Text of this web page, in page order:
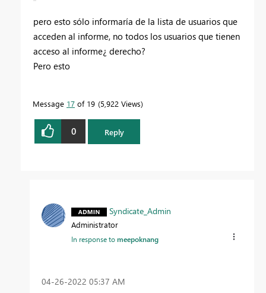
pero esto sólo informaría de la lista de usuarios que
acceden al informe, no todos los usuarios que tienen
acceso al informe¿ derecho?
Pero esto
Message 17 of 19 5,922 Views
0 Reply
Syndicate_Admin
Administrator
In response tomeepoknang
‎04-26-2022 05:37 AM